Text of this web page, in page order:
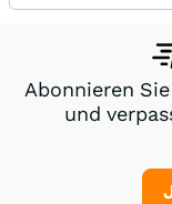
Abonnieren
und